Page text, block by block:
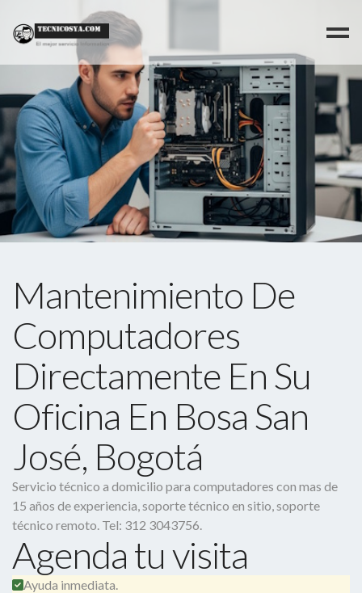
Mantenimiento De
Computadores
Directamente En Su
Oficina En Bosa San
José, Bogotá
Servicio técnico a domicilio para computadores con mas de
15 años de experiencia, soporte técnico en sitio, soporte
técnico remoto. Tel: 312 3043756.
Agenda tu visita
Ayuda inmediata.